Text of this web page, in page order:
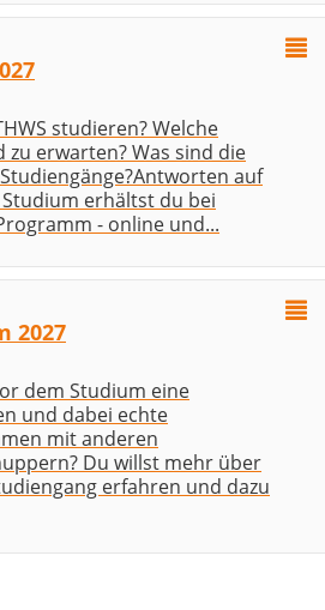
studieren? Welche
erwarten? Was sind die
auf
erhältst du bei
- online und...
2027
dem Studium eine
und dabei echte
mit anderen
Du willst mehr über
erfahren und dazu